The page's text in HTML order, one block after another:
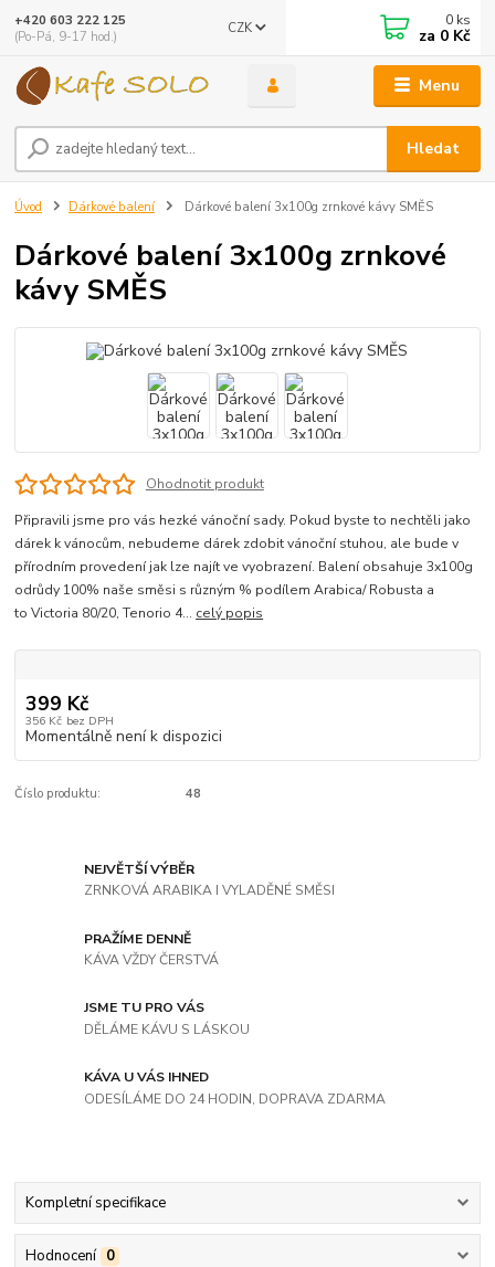
Menu
CZK
Hledat
+420 603 222 125
(Po-Pá, 9-17 hod.)
0 ks
za 0 Kč
Úvod Dárkové balení Dárkové balení 3x100g zrnkové kávy SMĚS
Dárkové balení 3x100g zrnkové
kávy SMĚS
Ohodnotit produkt
Připravili jsme pro vás hezké vánoční sady. Pokud byste to nechtěli jako
dárek k vánocům, nebudeme dárek zdobit vánoční stuhou, ale bude v
přírodním provedení jak lze najít ve vyobrazení. Balení obsahuje 3x100g
odrůdy 100% naše směsi s různým % podílem Arabica/ Robusta a
to Victoria 80/20, Tenorio 4... celý popis
399 Kč
356 Kč bez DPH
Momentálně není k dispozici
Číslo produktu: 48
NEJVĚTŠÍ VÝBĚR
ZRNKOVÁ ARABIKA I VYLADĚNÉ SMĚSI
PRAŽÍME DENNĚ
KÁVA VŽDY ČERSTVÁ
JSME TU PRO VÁS
DĚLÁME KÁVU S LÁSKOU
KÁVA U VÁS IHNED
ODESÍLÁME DO 24 HODIN, DOPRAVA ZDARMA
Kompletní specifikace
Hodnocení 0